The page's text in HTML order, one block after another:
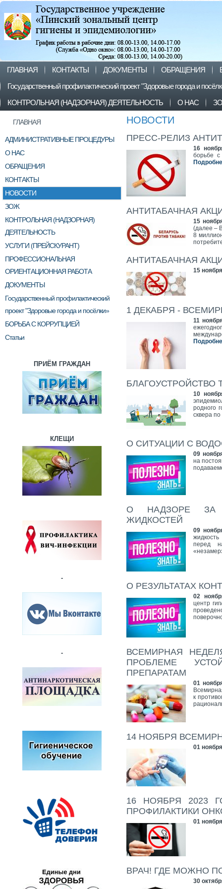
ГЛАВНАЯ КОНТАКТЫ ДОКУМЕНТЫ ОБРАЩЕНИЯ
Государственный профилактический проект "Здоровые города и
КОНТРОЛЬНАЯ (НАДЗОРНАЯ) ДЕЯТЕЛЬНОСТЬ
О НАС
ГЛАВНАЯ
АДМИНИСТРАТИВНЫЕ ПРОЦЕДУРЫ
О НАС
ОБРАЩЕНИЯ
КОНТАКТЫ
НОВОСТИ
ЗОЖ
КОНТРОЛЬНАЯ (НАДЗОРНАЯ)
ДЕЯТЕЛЬНОСТЬ
УСЛУГИ (ПРЕЙСКУРАНТ)
ПРОФЕССИОНАЛЬНАЯ
ОРИЕНТАЦИОННАЯ РАБОТА
ДОКУМЕНТЫ
Государственный профилактический
проект "Здоровые города и посёлки»
БОРЬБА С КОРРУПЦИЕЙ
Статьи
ПРИЁМ ГРАЖДАН
КЛЕЩИ
-
-
НОВОСТИ
ПРЕСС-РЕЛИЗ
16
борьбе с
АНТИТАБАЧНАЯ
15
(далее –
8
АНТИТАБАЧНАЯ
15
1 ДЕКАБРЯ -
11
БЛАГОУСТРОЙСТВО
10
родного
сквера
О СИТУАЦИИ С
09
на
О НАДЗОРЕ ЗА
ЖИДКОСТЕЙ
09
перед
О РЕЗУЛЬТАТАХ
02
центр
ВСЕМИРНАЯ
ПРОБЛЕМЕ
ПРЕПАРАТАМ
01
к
14 НОЯБРЯ
01
16 НОЯБРЯ 2023
ПРОФИЛАКТИКИ
01
ВРАЧ! ГДЕ МОЖНО
30